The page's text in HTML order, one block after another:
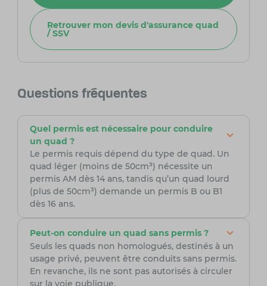
Retrouver mon devis d'assurance quad
/ SSV
Questions fréquentes
Quel permis est nécessaire pour conduire
un quad ?
Le permis requis dépend du type de quad. Un
quad léger (moins de 50cm³) nécessite un
permis AM dès 14 ans, tandis qu’un quad lourd
(plus de 50cm³) demande un permis B ou B1
dès 16 ans.
Peut-on conduire un quad sans permis ?
Seuls les quads non homologués, destinés à un
usage privé, peuvent être conduits sans permis.
En revanche, ils ne sont pas autorisés à circuler
sur la voie publique.